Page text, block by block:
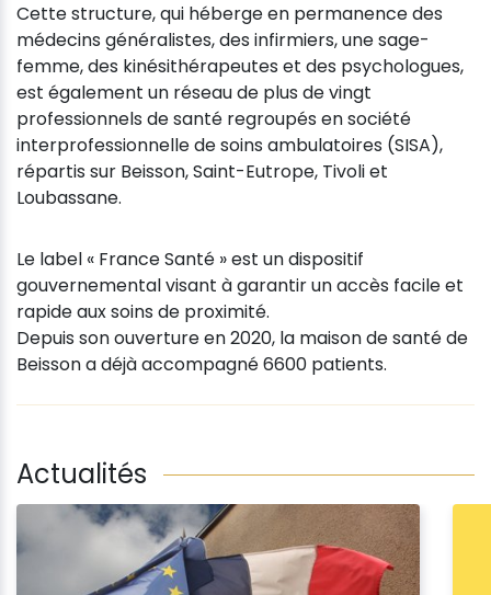
Cette structure, qui héberge en permanence des
médecins généralistes, des infirmiers, une sage-
femme, des kinésithérapeutes et des psychologues,
est également un réseau de plus de vingt
professionnels de santé regroupés en société
interprofessionnelle de soins ambulatoires (SISA),
répartis sur Beisson, Saint-Eutrope, Tivoli et
Loubassane.
Le label « France Santé » est un dispositif
gouvernemental visant à garantir un accès facile et
rapide aux soins de proximité.
Depuis son ouverture en 2020, la maison de santé de
Beisson a déjà accompagné 6600 patients.
Actualités